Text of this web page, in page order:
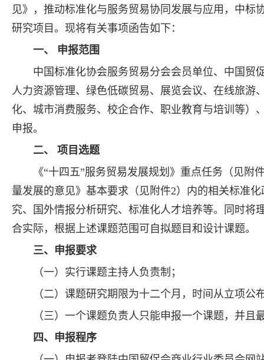
见》，推动标准化与服务贸易协同发展与应用，中
研究项目。现将有关事项函告如下：
一、 申报范围
中国标准化协会服务贸易分会会员单位、中国贸
人力资源管理、绿色低碳贸易、展览会议、在线旅游
化、城市消费服务、校企合作、职业教育与培训等）
申报。
二、 项目选题
《“十四五”服务贸易发展规划》重点任务（见
量发展的意见》基本要求（见附件2）内的相关标准
究、国外情报分析研究、标准化人才培养等。同时将
合实际，根据上述课题范围可自拟题目和设计课题。
三、申报要求
（一）实行课题主持人负责制；
（二）课题研究期限为十二个月，时间从立项公
（三）一个课题负责人只能申报一个课题，并
四、申报程序